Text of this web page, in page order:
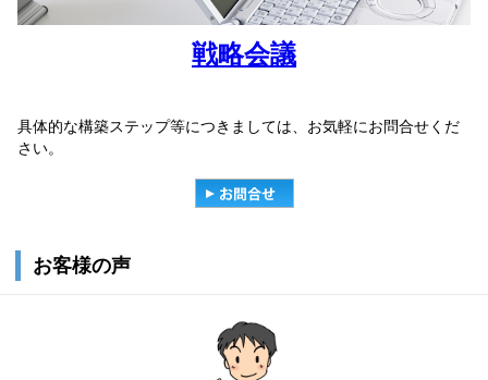
戦略会議
具体的な構築ステップ等につきましては、お気軽にお問合せくだ
さい。
お客様の声